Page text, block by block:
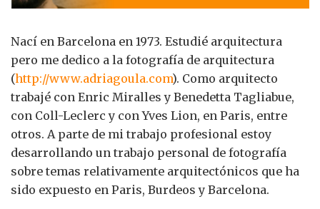
Nací en Barcelona en 1973. Estudié arquitectura
pero me dedico a la fotografía de arquitectura
(http://www.adriagoula.com). Como arquitecto
trabajé con Enric Miralles y Benedetta Tagliabue,
con Coll-Leclerc y con Yves Lion, en Paris, entre
otros. A parte de mi trabajo profesional estoy
desarrollando un trabajo personal de fotografía
sobre temas relativamente arquitectónicos que ha
sido expuesto en Paris, Burdeos y Barcelona.